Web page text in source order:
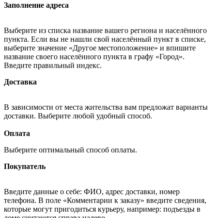
Заполнение адреса
Выберите из списка название вашего региона и населённого
пункта. Если вы не нашли свой населённый пункт в списке,
выберите значение «Другое местоположение» и впишите
название своего населённого пункта в графу «Город».
Введите правильный индекс.
Доставка
В зависимости от места жительства вам предложат варианты
доставки. Выберите любой удобный способ.
Оплата
Выберите оптимальный способ оплаты.
Покупатель
Введите данные о себе: ФИО, адрес доставки, номер
телефона. В поле «Комментарии к заказу» введите сведения,
которые могут пригодиться курьеру, например: подъезды в